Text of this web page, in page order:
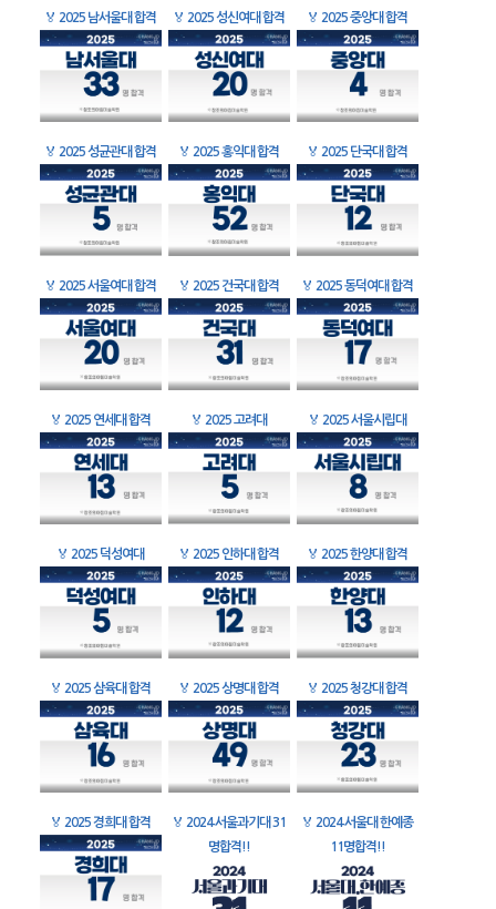
🏅 2025 남서울대 합격 🏅 2025 성신여대 합격 🏅 2025 중앙대 합격
🏅 2025 성균관대 합격 🏅 2025 홍익대 합격 🏅 2025 단국대 합격
🏅 2025 서울여대 합격 🏅 2025 건국대 합격 🏅 2025 동덕여대 합격
🏅 2025 연세대 합격 🏅 2025 고려대 🏅 2025 서울시립대
🏅 2025 덕성여대 🏅 2025 인하대 합격 🏅 2025 한양대 합격
🏅 2025 삼육대 합격 🏅 2025 상명대 합격 🏅 2025 청강대 합격
🏅 2025 경희대 합격 🏅 2024 서울과기대 31
명합격!!
🏅 2024 서울대 한예종
11명합격!!